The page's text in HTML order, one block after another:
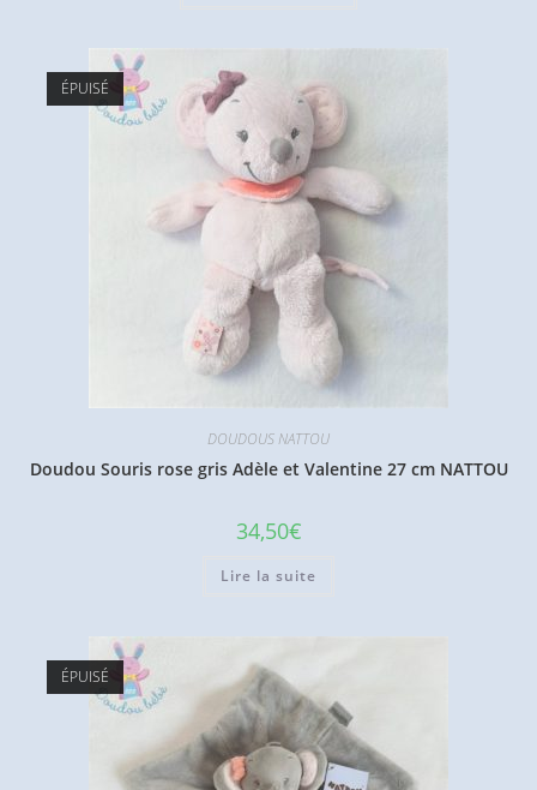
ÉPUISÉ
DOUDOUS NATTOU
Doudou Souris rose gris Adèle et Valentine 27 cm NATTOU
34,50€
Lire la suite
ÉPUISÉ